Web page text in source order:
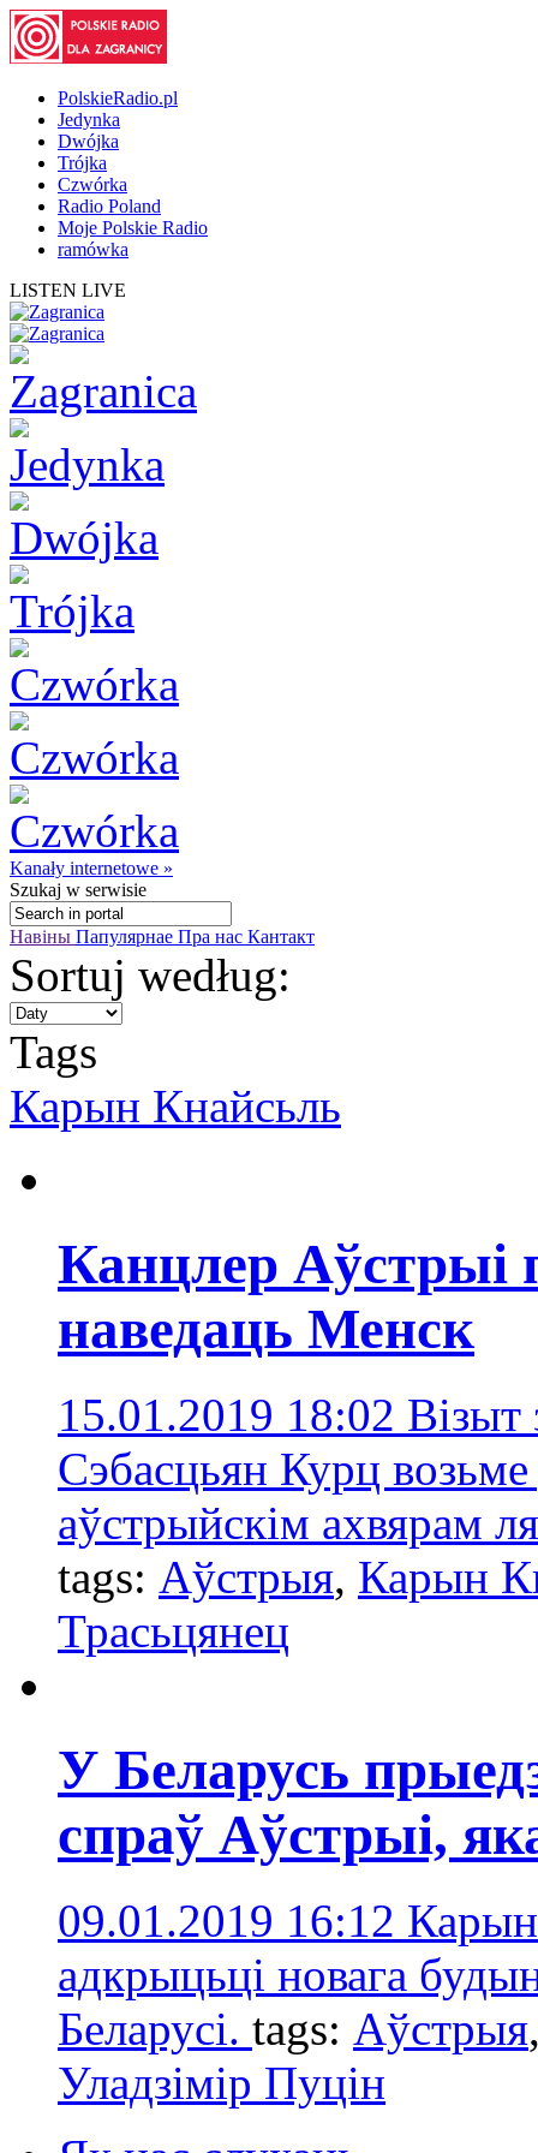
PolskieRadio.pl
Jedynka
Dwójka
Trójka
Czwórka
Radio Poland
Moje Polskie Radio
ramówka
LISTEN LIVE
Kanały internetowe »
Szukaj w serwisie
Навіны Папулярнае Пра нас Кантакт
Sortuj według:
Tags
Карын Кнайсьль
Канцлер Аўстрыі
наведаць Менск
15.01.2019 18:02 Візыт
Сэбасцьян Курц
аўстрыйскім ахвярам
tags: Аўстрыя, Карын
Трасьцянец
У Беларусь
спраў Аўстрыі,
09.01.2019 16:12
адкрыцьці новага
Беларусі. tags: Аўстрыя
Уладзімір Пуцін